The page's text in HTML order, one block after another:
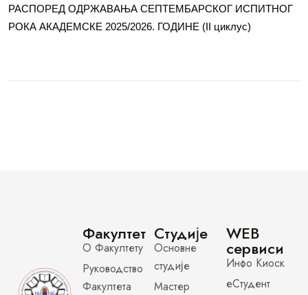
РАСПОРЕД ОДРЖАВАЊА СЕПТЕМБАРСКОГ ИСПИТНОГ
РОКА АКАДЕМСКЕ 2025/2026. ГОДИНЕ (II циклус)
Факултет
О Факултету
Руководство
Факултета
Студије
Основне
студије
Мастер
WEB
сервиси
Инфо Киоск
еСтудент